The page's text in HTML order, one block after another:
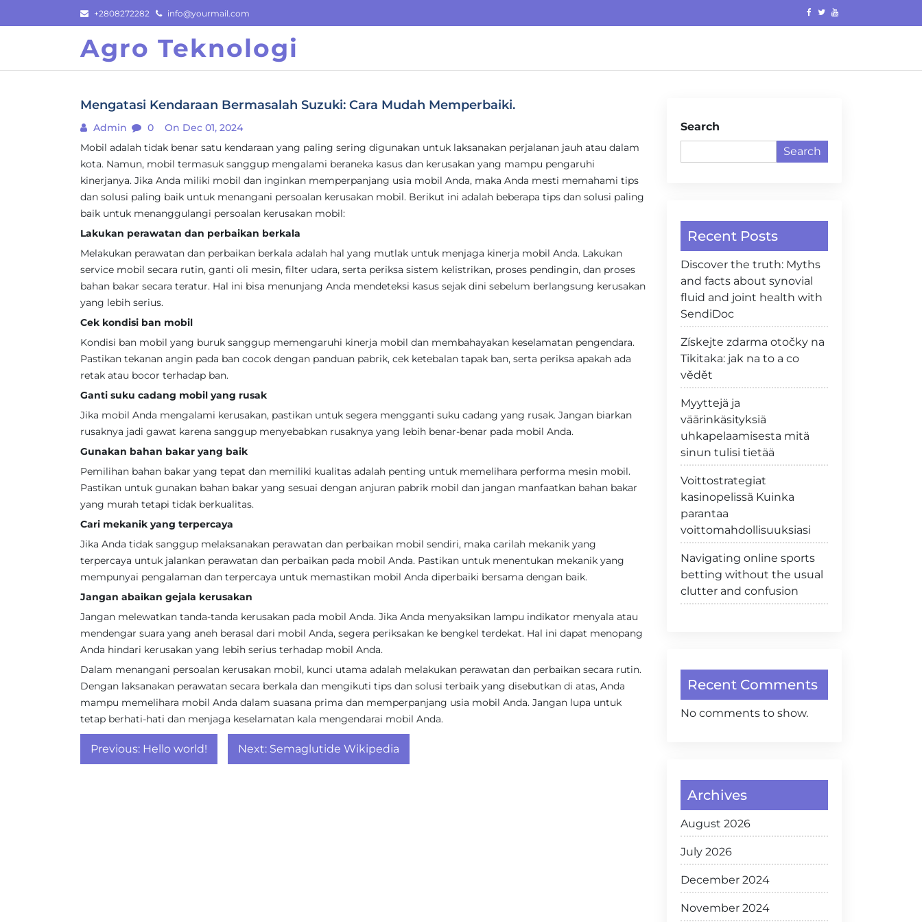
to
+2808272282 info@yourmail.com
Agro Teknologi
Mengatasi Kendaraan Bermasalah Suzuki: Cara Mudah Memperbaiki.
Admin 0
On Dec 01, 2024
Mobil adalah tidak benar satu kendaraan yang paling sering digunakan untuk laksanakan perjalanan jauh atau dalam
kota. Namun, mobil termasuk sanggup mengalami beraneka kasus dan kerusakan yang mampu pengaruhi
kinerjanya. Jika Anda miliki mobil dan inginkan memperpanjang usia mobil Anda, maka Anda mesti memahami tips
dan solusi paling baik untuk menangani persoalan kerusakan mobil. Berikut ini adalah beberapa tips dan solusi paling
baik untuk menanggulangi persoalan kerusakan mobil:
Lakukan perawatan dan perbaikan berkala
Melakukan perawatan dan perbaikan berkala adalah hal yang mutlak untuk menjaga kinerja mobil Anda. Lakukan
service mobil secara rutin, ganti oli mesin, filter udara, serta periksa sistem kelistrikan, proses pendingin, dan proses
bahan bakar secara teratur. Hal ini bisa menunjang Anda mendeteksi kasus sejak dini sebelum berlangsung kerusakan
yang lebih serius.
Cek kondisi ban mobil
Kondisi ban mobil yang buruk sanggup memengaruhi kinerja mobil dan membahayakan keselamatan pengendara.
Pastikan tekanan angin pada ban cocok dengan panduan pabrik, cek ketebalan tapak ban, serta periksa apakah ada
retak atau bocor terhadap ban.
Ganti suku cadang mobil yang rusak
Jika mobil Anda mengalami kerusakan, pastikan untuk segera mengganti suku cadang yang rusak. Jangan biarkan
rusaknya jadi gawat karena sanggup menyebabkan rusaknya yang lebih benar-benar pada mobil Anda.
Gunakan bahan bakar yang baik
Pemilihan bahan bakar yang tepat dan memiliki kualitas adalah penting untuk memelihara performa mesin mobil.
Pastikan untuk gunakan bahan bakar yang sesuai dengan anjuran pabrik mobil dan jangan manfaatkan bahan bakar
yang murah tetapi tidak berkualitas.
Cari mekanik yang terpercaya
Jika Anda tidak sanggup melaksanakan perawatan dan perbaikan mobil sendiri, maka carilah mekanik yang
terpercaya untuk jalankan perawatan dan perbaikan pada mobil Anda. Pastikan untuk menentukan mekanik yang
mempunyai pengalaman dan terpercaya untuk memastikan mobil Anda diperbaiki bersama dengan baik.
Jangan abaikan gejala kerusakan
Jangan melewatkan tanda-tanda kerusakan pada mobil Anda. Jika Anda menyaksikan lampu indikator menyala atau
mendengar suara yang aneh berasal dari mobil Anda, segera periksakan ke bengkel terdekat. Hal ini dapat menopang
Anda hindari kerusakan yang lebih serius terhadap mobil Anda.
Dalam menangani persoalan kerusakan mobil, kunci utama adalah melakukan perawatan dan perbaikan secara rutin.
Dengan laksanakan perawatan secara berkala dan mengikuti tips dan solusi terbaik yang disebutkan di atas, Anda
mampu memelihara mobil Anda dalam suasana prima dan memperpanjang usia mobil Anda. Jangan lupa untuk
tetap berhati-hati dan menjaga keselamatan kala mengendarai mobil Anda.
Post
navigation
Previous: Hello world! Next: Semaglutide Wikipedia
Search
Search
Recent Posts
Discover the truth: Myths
and facts about synovial
fluid and joint health with
SendiDoc
Získejte zdarma otočky na
Tikitaka: jak na to a co
vědět
Myyttejä ja
väärinkäsityksiä
uhkapelaamisesta mitä
sinun tulisi tietää
Voittostrategiat
kasinopelissä Kuinka
parantaa
voittomahdollisuuksiasi
Navigating online sports
betting without the usual
clutter and confusion
Recent Comments
No comments to show.
Archives
August 2026
July 2026
December 2024
November 2024